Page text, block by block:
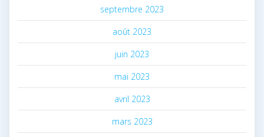
septembre 2023
août 2023
juin 2023
mai 2023
avril 2023
mars 2023